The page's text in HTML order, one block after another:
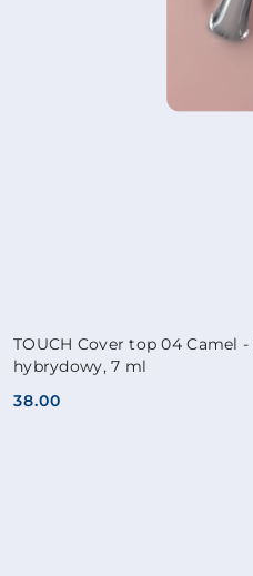
TOUCH Cover top 04 Camel
hybrydowy, 7 ml
Cena:
38.00